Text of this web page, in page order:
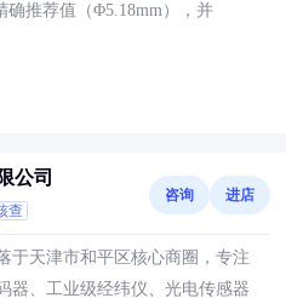
确推荐值（Φ5.18mm），并
公司
查
咨询 进店
于天津市和平区核心商圈，专注
器、工业级经纬仪、光电传感器